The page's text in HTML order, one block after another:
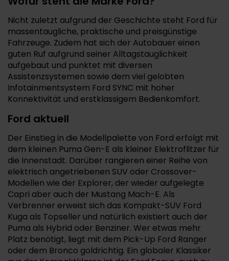
Nicht zuletzt aufgrund der Geschichte steht Ford für
massentaugliche, praktische und preisgünstige
Fahrzeuge. Zudem hat sich der Autobauer einen
guten Ruf aufgrund seiner Alltagstauglichkeit
aufgebaut und punktet mit diversen
Assistenzsystemen sowie dem viel gelobten
Infotainmentsystem Ford SYNC mit hoher
Konnektivität und erstklassigem Bedienkomfort.
Ford aktuell
Der Einstieg in die Modellpalette von Ford erfolgt mit
dem kleinen Puma Gen-E als kleiner Elektroflitzer für
die Innenstadt. Darüber rangieren einer Reihe von
elektrisch angetriebenen SUV oder Crossover-
Modellen wie der Explorer, der wieder aufgelegte
Capri aber auch der Mustang Mach-E. Als
Verbrenner erweist sich das Kompakt-SUV Ford
Kuga als Topseller und natürlich existiert auch der
Puma als Hybrid oder Benziner. Wer etwas mehr
Platz benötigt, liegt mit dem Pick-Up Ford Ranger
oder dem Bronco goldrichtig. Ein globaler Klassiker